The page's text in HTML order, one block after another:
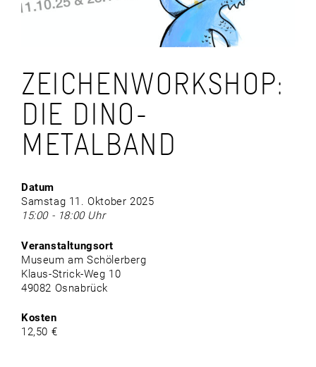
ZEICHENWORKSHOP:
DIE DINO-
METALBAND
Datum
Samstag 11. Oktober 2025
15:00 - 18:00 Uhr
Veranstaltungsort
Museum am Schölerberg
Klaus-Strick-Weg 10
49082 Osnabrück
Kosten
12,50 €